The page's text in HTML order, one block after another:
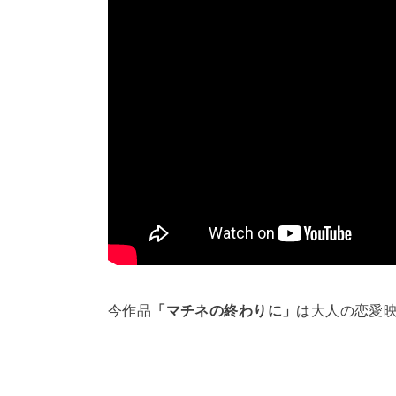
今作品 「マチネの終わりに」 は大人の恋愛